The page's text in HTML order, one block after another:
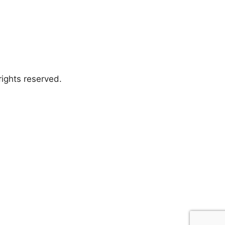
reserved.